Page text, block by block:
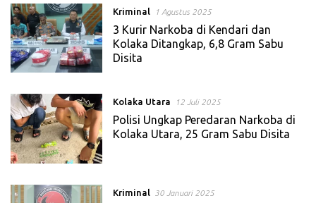
Kriminal 1 Agustus 2025
3 Kurir Narkoba di Kendari dan
Kolaka Ditangkap, 6,8 Gram Sabu
Disita
Kolaka Utara 12 Juli 2025
Polisi Ungkap Peredaran Narkoba di
Kolaka Utara, 25 Gram Sabu Disita
Kriminal 30 Januari 2025